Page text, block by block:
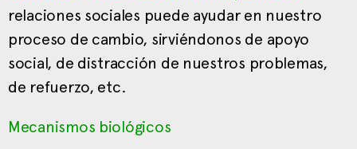
relaciones sociales puede ayudar en nuestro
proceso de cambio, sirviéndonos de apoyo
social, de distracción de nuestros problemas,
de refuerzo, etc.
Mecanismos biológicos